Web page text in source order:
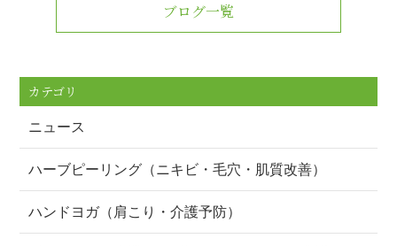
ブログ一覧
カテゴリ
ニュース
ハーブピーリング（ニキビ・毛穴・肌質改善）
ハンドヨガ（肩こり・介護予防）